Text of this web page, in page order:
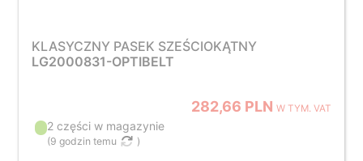
KLASYCZNY PASEK SZEŚCIOKĄTNY
LG2000831-OPTIBELT
282,66 PLNW TYM. VAT
2 części w magazynie
(9 godzin temu )